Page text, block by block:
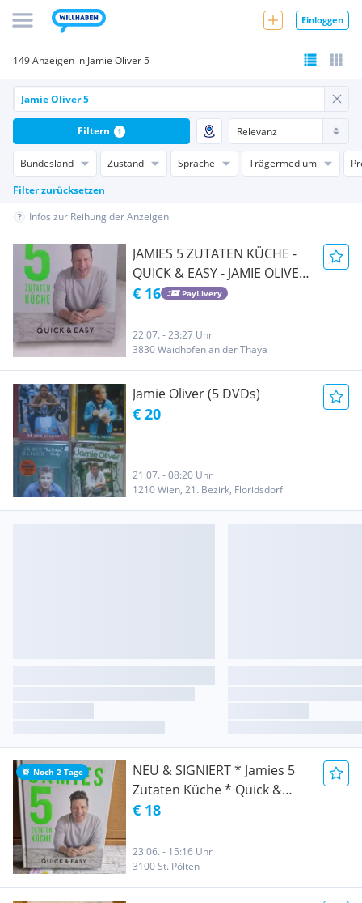
Einloggen
149 Anzeigen in Jamie Oliver 5
Bundesland Zustand Sprache Trägermedium
Filter zurücksetzen
Filtern 1
Infos zur Reihung der Anzeigen
JAMIES 5 ZUTATEN KÜCHE -
QUICK & EASY - JAMIE OLIVER
(26)
€ 16 PayLivery
22.07. - 23:27 Uhr
3830 Waidhofen an der Thaya
Jamie Oliver (5 DVDs)
€ 20
21.07. - 08:20 Uhr
1210 Wien, 21. Bezirk, Floridsdorf
Noch 2 Tage
NEU & SIGNIERT * Jamies 5
Zutaten Küche * Quick &
Easy * Jamie Oliver
€ 18
23.06. - 15:16 Uhr
3100 St. Pölten